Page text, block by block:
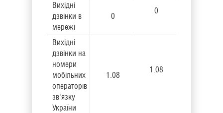
Вихідні
дзвінки в
мережі
0
0
Вихідні
дзвінки на
номери
мобільних
операторів
зв'язку
України
1.08
1.08